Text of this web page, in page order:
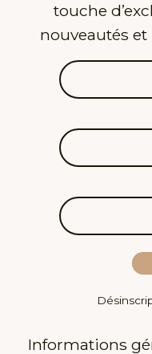
touche
nouveautés
Informations